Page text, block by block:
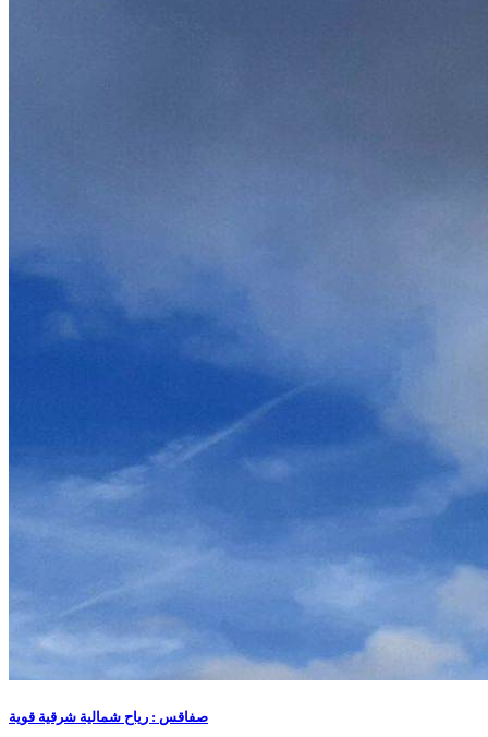
صفاقس : رياح شمالية شرقية قوية